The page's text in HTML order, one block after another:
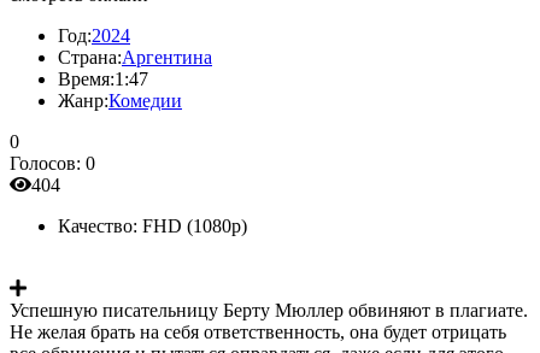
Год:2024
Страна:Аргентина
Время:1:47
Жанр:Комедии
0
Голосов: 0
404
Качество: FHD (1080p)
Успешную писательницу Берту Мюллер обвиняют в плагиате.
Не желая брать на себя ответственность, она будет отрицать